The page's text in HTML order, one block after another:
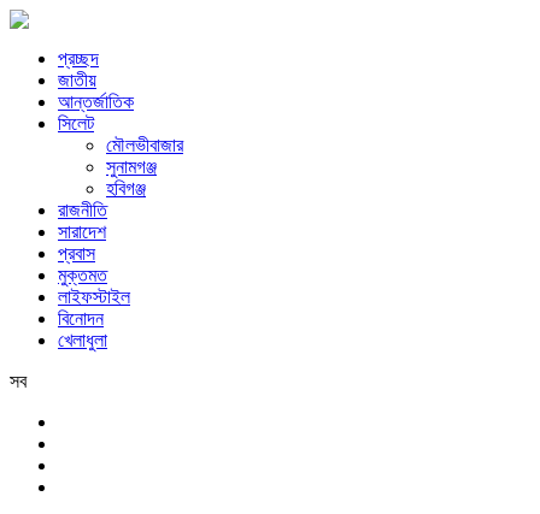
প্রচ্ছদ
জাতীয়
আন্তর্জাতিক
সিলেট
মৌলভীবাজার
সুনামগঞ্জ
হবিগঞ্জ
রাজনীতি
সারাদেশ
প্রবাস
মুক্তমত
লাইফস্টাইল
বিনোদন
খেলাধুলা
সব